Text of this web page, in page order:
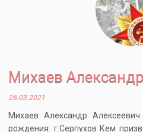
Михаев
26.03.2021
Михаев Александр
рождения: г.Серпухов Кем